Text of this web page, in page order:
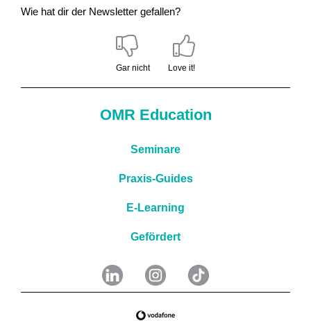
Wie hat dir der Newsletter gefallen?
Gar nicht Love it!
OMR Education
Seminare
Praxis-Guides
E-Learning
Gefördert